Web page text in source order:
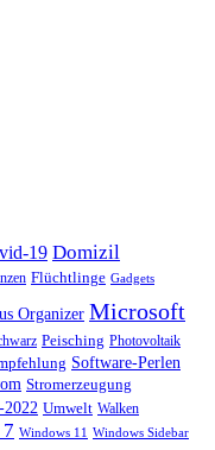
19 Domizil
Flüchtlinge Gadgets
Organizer Microsoft
Peisching Photovoltaik
Software-Perlen
Stromerzeugung
2022 Umwelt Walken
Windows 11 Windows Sidebar